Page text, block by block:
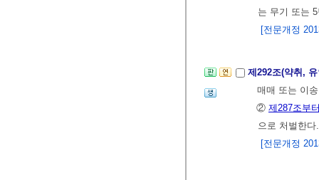
는 무기 또는
[전문개정
제292조(약취,
매매 또는 이
② 제287조부
으로 처벌한다.
[전문개정